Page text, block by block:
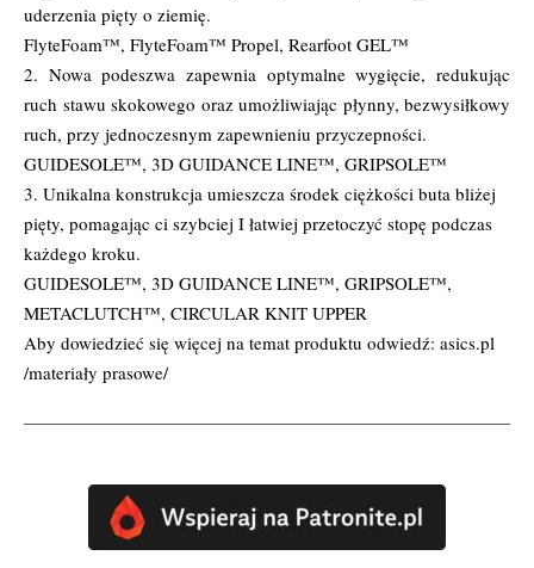
uderzenia pięty o ziemię.
FlyteFoam™, FlyteFoam™ Propel, Rearfoot GEL™
2. Nowa podeszwa zapewnia optymalne wygięcie, redukując
ruch stawu skokowego oraz umożliwiając płynny, bezwysiłkowy
ruch, przy jednoczesnym zapewnieniu przyczepności.
GUIDESOLE™, 3D GUIDANCE LINE™, GRIPSOLE™
3. Unikalna konstrukcja umieszcza środek ciężkości buta bliżej
pięty, pomagając ci szybciej I łatwiej przetoczyć stopę podczas
każdego kroku.
GUIDESOLE™, 3D GUIDANCE LINE™, GRIPSOLE™,
METACLUTCH™, CIRCULAR KNIT UPPER
Aby dowiedzieć się więcej na temat produktu odwiedź: asics.pl
/materiały prasowe/